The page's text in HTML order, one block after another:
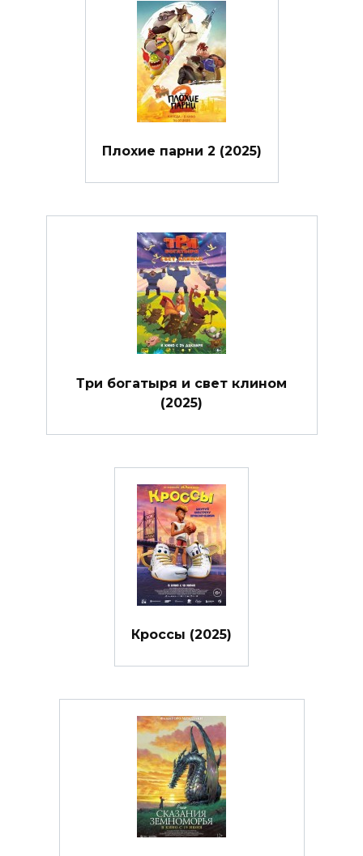
Плохие парни 2 (2025)
Три богатыря и свет клином
(2025)
Кроссы (2025)